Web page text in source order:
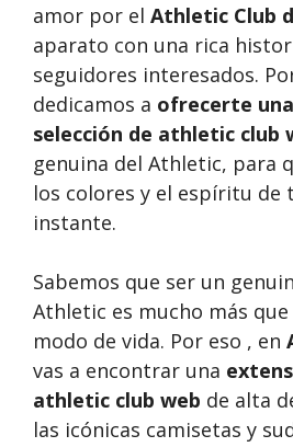
amor por el Athletic Club
aparato con una rica
seguidores interesados.
dedicamos a ofrecerte
selección de athletic club
genuina del Athletic, para
los colores y el espíritu de
instante.
Sabemos que ser un
Athletic es mucho más
modo de vida. Por eso , en
vas a encontrar una
athletic club web de alta
las icónicas camisetas y